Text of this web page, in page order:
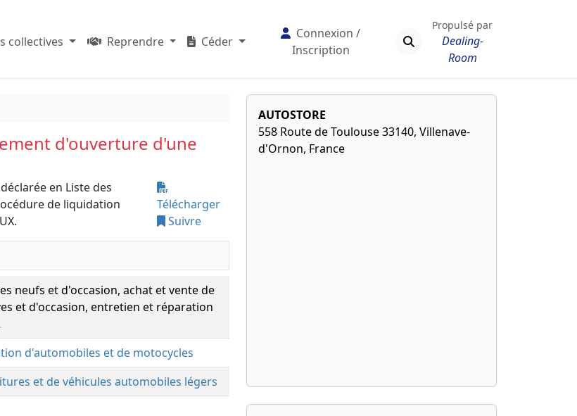
collectives Reprendre Céder
Connexion /
Inscription
Propulsé par
Dealing-
Room
d'ouverture d'une
en Liste des
de liquidation
Télécharger
Suivre
neufs et d'occasion, achat et vente de
et d'occasion, entretien et réparation
d'automobiles et de motocycles
et de véhicules automobiles légers
AUTOSTORE
558 Route de Toulouse 33140, Villenave-
d'Ornon, France